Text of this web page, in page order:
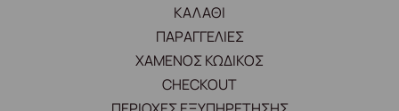
ΚΑΛΑΘΙ
ΠΑΡΑΓΓΕΛΙΕΣ
ΧΑΜΕΝΟΣ ΚΩΔΙΚΟΣ
CHECKOUT